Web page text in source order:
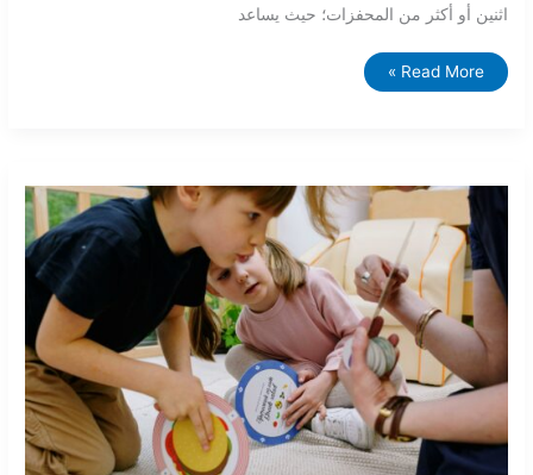
اثنين أو أكثر من المحفزات؛ حيث يساعد
Read More »
نساعد
الأطفال
ذوي
اضطراب
طيف
التوحد
على
مهارات
التواصل؟